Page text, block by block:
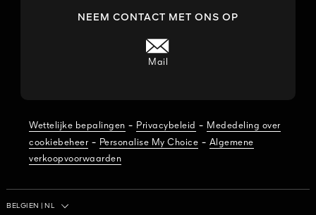
NEEM CONTACT MET ONS OP
Mail
Wettelijke bepalingen - Privacybeleid - Mededeling over
cookiebeheer - Personalise My Choice - Algemene
verkoopvoorwaarden
Country / Region
BELGIEN NL